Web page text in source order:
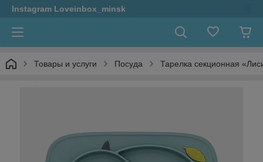
Instagram Loveinbox_minsk
Товары и услуги Посуда Тарелка секционная